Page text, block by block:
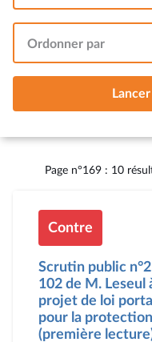
Ordonner par
Page n°169 : 10
Contre
Scrutin public
102 de M.
projet de loi
pour la
(première